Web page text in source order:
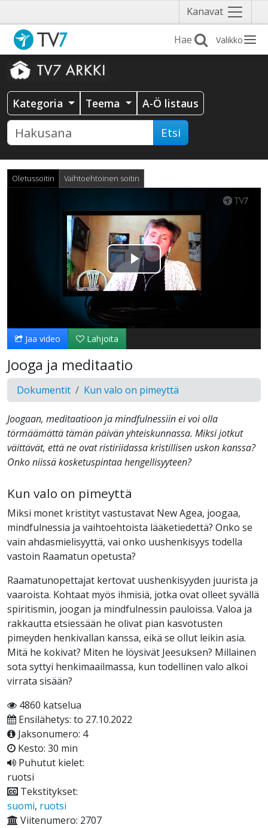
Kanavat Näytä
valikko
Valikko
Kategoria Teema A-Ö listaus
Etsi
Oletussoitin Vaihtoehtoinen soitin
Toista
Video
Jaa video Lahjoita
Jooga ja meditaatio
Dokumentit Kun valo on pimeyttä
Joogaan, meditaatioon ja mindfulnessiin ei voi olla
törmäämättä tämän päivän yhteiskunnassa. Miksi jotkut
väittävät, että ne ovat ristiriidassa kristillisen uskon kanssa?
Onko niissä kosketuspintaa hengellisyyteen?
Kun valo on pimeyttä
Miksi monet kristityt vastustavat New Agea, joogaa,
mindfulnessia ja vaihtoehtoista lääketiedettä? Onko se
vain ahdasmielisyyttä, vai onko uushenkisyys todella
vastoin Raamatun opetusta?
Raamatunopettajat kertovat uushenkisyyden juurista ja
vaaroista. Kohtaat myös ihmisiä, jotka ovat olleet syvällä
spiritismin, joogan ja mindfulnessin pauloissa. Valoa ja
rakkautta etsiessään he olivat pian kasvotusten
pimeyden henkivallan kanssa, eikä se ollut leikin asia.
Mitä he kokivat? Miten he löysivät Jeesuksen? Millainen
sota syttyi henkimaailmassa, kun todellinen valo alkoi
virrata sisään?
4860 katselua
Ensilähetys: to 27.10.2022
Jaksonumero: 4
Kesto: 30 min
Puhutut kielet:
ruotsi
Tekstitykset:
suomi, ruotsi
Viitenumero: 2707